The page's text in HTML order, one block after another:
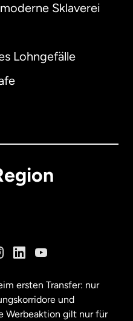
Sklaverei
Lohngefälle
ersten Transfer: nur
und
Werbeaktion gilt nur für